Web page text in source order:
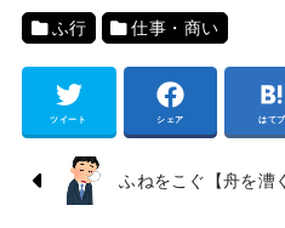
ふ行 仕事・商い
ツイート シェア はてブ
ふねをこぐ【舟を漕